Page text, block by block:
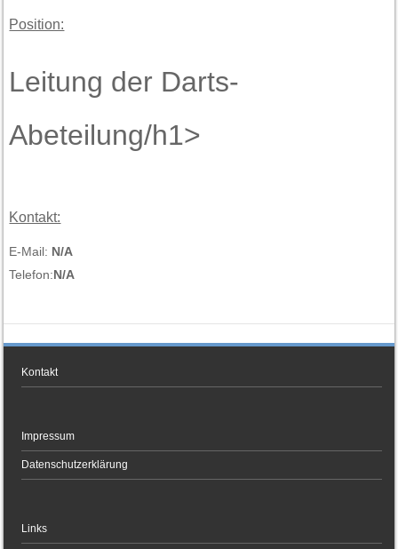
Position:
Leitung der Darts-
Abeteilung/h1>
Kontakt:
E-Mail: N/A
Telefon:N/A
Kontakt
Impressum
Datenschutzerklärung
Links